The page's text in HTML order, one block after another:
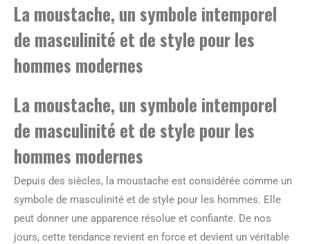
La moustache, un symbole intemporel
de masculinité et de style pour les
hommes modernes
La moustache, un symbole intemporel
de masculinité et de style pour les
hommes modernes
Depuis des siècles, la moustache est considérée comme un
symbole de masculinité et de style pour les hommes. Elle
peut donner une apparence résolue et confiante. De nos
jours, cette tendance revient en force et devient un véritable